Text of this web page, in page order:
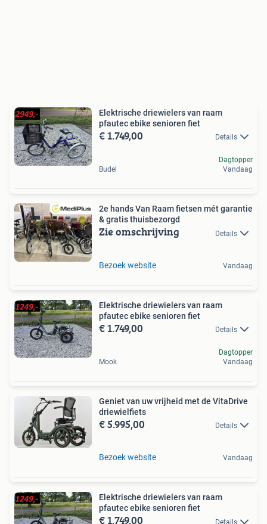
Elektrische driewielers van raam
pfautec ebike senioren fiet
€ 1.749,00 Details
Budel
Dagtopper
Vandaag
2e hands Van Raam fietsen mét garantie
& gratis thuisbezorgd
Zie omschrijving Details
Bezoek website Vandaag
Elektrische driewielers van raam
pfautec ebike senioren fiet
€ 1.749,00 Details
Mook
Dagtopper
Vandaag
Geniet van uw vrijheid met de VitaDrive
driewielfiets
€ 5.995,00 Details
Bezoek website Vandaag
Elektrische driewielers van raam
pfautec ebike senioren fiet
€ 1.749,00 Details